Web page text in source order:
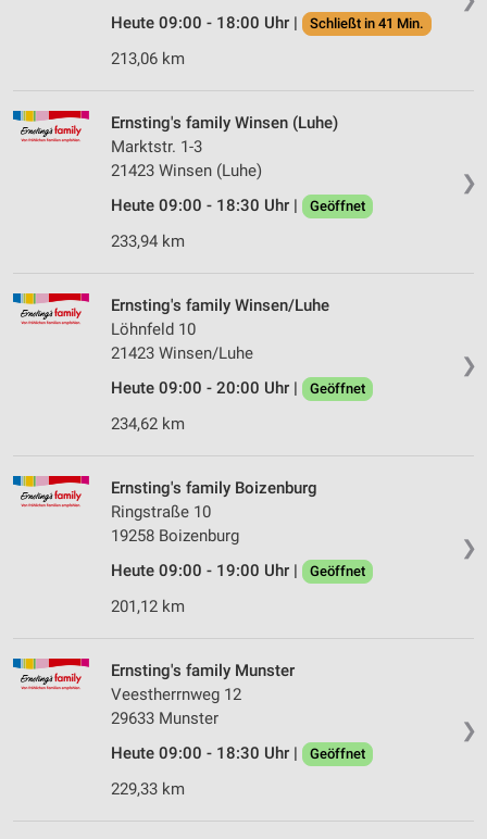
Heute 09:00 - 18:00 Uhr | Schließt in 41 Min.
213,06 km
❯
Ernsting's family Winsen (Luhe)
Marktstr. 1-3
21423 Winsen (Luhe)
Heute 09:00 - 18:30 Uhr |
Geöffnet
233,94 km
❯
Ernsting's family Winsen/Luhe
Löhnfeld 10
21423 Winsen/Luhe
Heute 09:00 - 20:00 Uhr |
Geöffnet
234,62 km
❯
Ernsting's family Boizenburg
Ringstraße 10
19258 Boizenburg
Heute 09:00 - 19:00 Uhr |
Geöffnet
201,12 km
❯
Ernsting's family Munster
Veestherrnweg 12
29633 Munster
Heute 09:00 - 18:30 Uhr |
Geöffnet
229,33 km